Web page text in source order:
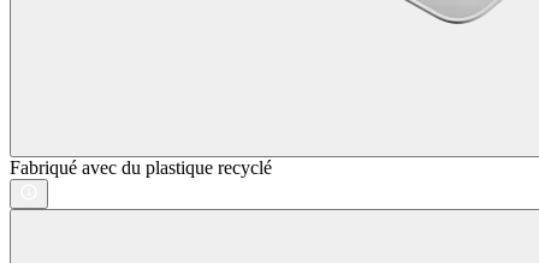
Fabriqué avec du plastique recyclé